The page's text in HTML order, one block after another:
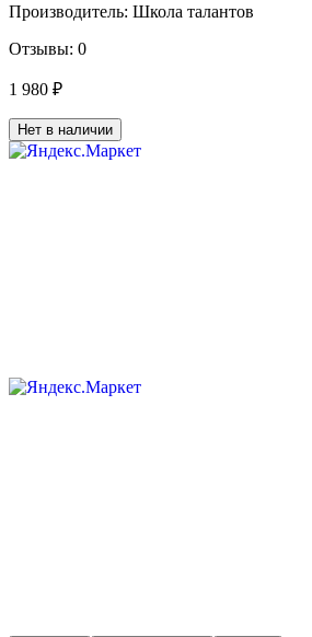
Производитель: Школа талантов
Отзывы: 0
1 980 ₽
Нет в наличии